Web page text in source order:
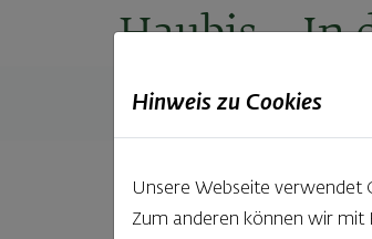
Haubis– In
Produkte Backstuben
Hinweis zu Cookies
Unsere Webseite verwendet
Zum anderen können wir mit